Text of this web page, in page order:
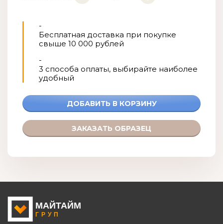
-
Бесплатная доставка при покупке
свыше 10 000 рублей
-
3 способа оплаты, выбирайте наиболее
удобный